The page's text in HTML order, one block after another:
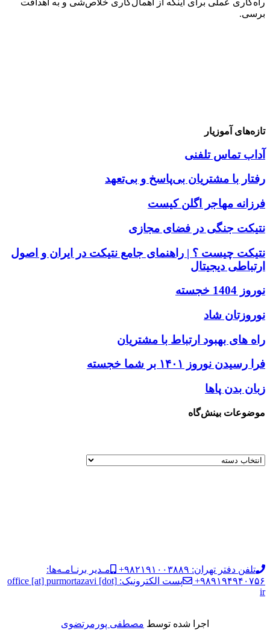
راه‌کاری عملی برای اینکه از اهمال‌کاری خلاص‌شی و به اهدافت
برسی.
تازه‌های آموزیار
آداب تماس تلفنی
رفتار با مشتریان بی‌پاسخ و بی‌تعهد
فرزانه مهاجر اگلن کیست
نتیکت جنگی در فضای مجازی
نتیکت چیست ؟ | راهنمای جامع نتیکت در ایران و اصول
ارتباطی دیجیتال
نوروز 1404 خجسته
نوروزتان شاد
راه های بهبود ارتباط با مشتریان
فرا رسیدن نوروز ۱۴۰۱ بر شما خجسته
زبان بدن پاها
موضوعات بینش‌گاه
تلفن دفتر تهران: ۹۸۲۱۹۱۰۰۳۸۸۹+
مـدیر برنـامـه‌ها:
۹۸۹۱۹۴۹۴۰۷۵۶+
پست الکترونیک: office [at] purmortazavi [dot]
ir
اجرا شده توسط مصطفی پورمرتضوی